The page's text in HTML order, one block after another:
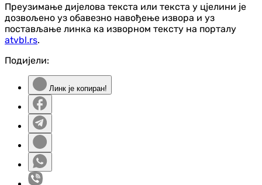
Преузимање дијелова текста или текста у цјелини је
дозвољено уз обавезно навођење извора и уз
постављање линка ка изворном тексту на порталу
atvbl.rs.
Подијели:
Линк је копиран!